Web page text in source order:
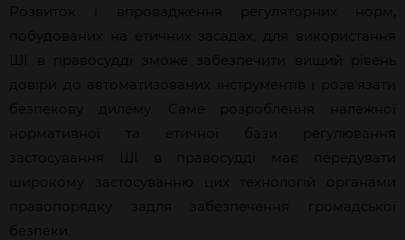
Розвиток і впровадження регуляторних норм,
побудованих на етичних засадах, для використання
ШІ в правосудді зможе забезпечити вищий рівень
довіри до автоматизованих інструментів і розв’язати
безпекову дилему. Саме розроблення
належної
нормативної та етичної бази регулювання
застосування ШІ в правосудді має передувати
широкому застосуванню цих технологій органами
правопорядку задля забезпечення громадської
безпеки.